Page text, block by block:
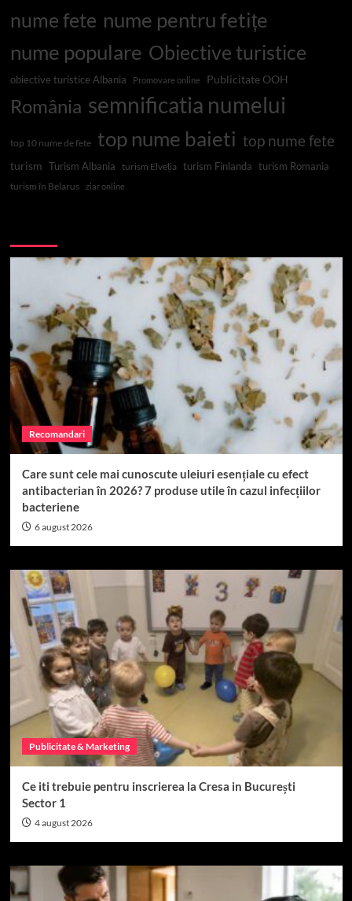
nume fete nume pentru fetițe
nume populare Obiective turistice
obiective turistice Albania Promovare online Publicitate OOH
România semnificatia numelui
top 10 nume de fete top nume baieti top nume fete
turism Turism Albania turism Elveția turism Finlanda turism Romania
turism în Belarus ziar online
Recomandari
Care sunt cele mai cunoscute uleiuri esențiale cu efect
antibacterian în 2026? 7 produse utile în cazul infecțiilor
bacteriene
6 august 2026
Publicitate & Marketing
Ce iti trebuie pentru inscrierea la Cresa in București
Sector 1
4 august 2026